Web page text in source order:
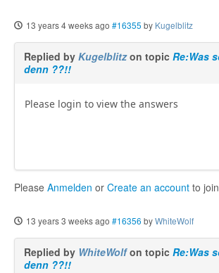
13 years 4 weeks ago #16355 by Kugelblitz
Replied by Kugelblitzon topic Re:Was
denn ??!!
Please login to view the answers
Please Anmelden or Create an account to
13 years 3 weeks ago #16356 byWhiteWolf
Replied by WhiteWolfon topic Re:Was
denn ??!!